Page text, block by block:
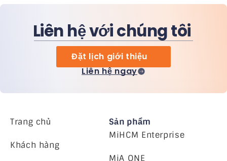
Liên hệ với chúng tôi
Đặt lịch giới thiệu
Liên hệ ngay
Trang chủ
Khách hàng
Sản phẩm
MiHCM Enterprise
MiA ONE